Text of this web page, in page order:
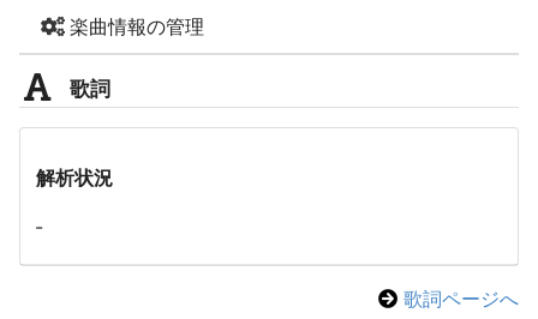
楽曲情報の管理
歌詞
解析状況
-
歌詞ページへ